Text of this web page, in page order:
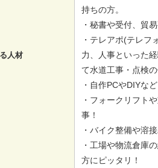
人材
持ちの方。
・秘書や受付、貿
・テレアポ(テレフ
力、人事といった
て水道工事・点検
・自作PCやDIYな
・フォークリフト
事！
・バイク整備や溶
・工場や物流倉庫
方にピッタリ！